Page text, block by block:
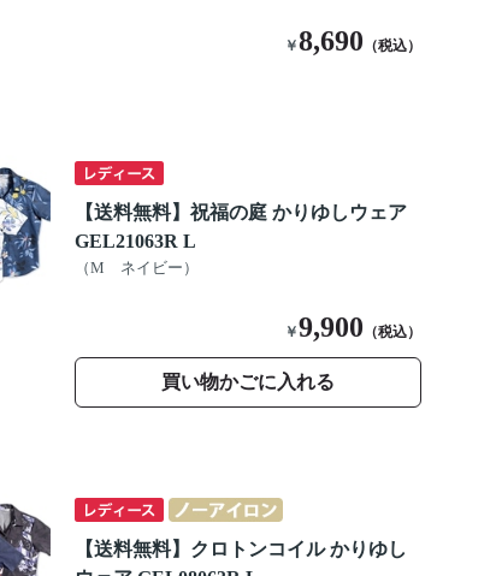
￥8,690 （税込）
【送料無料】祝福の庭 かりゆしウェア
GEL21063R L
（M ネイビー）
￥9,900 （税込）
買い物かごに入れる
【送料無料】クロトンコイル かりゆし